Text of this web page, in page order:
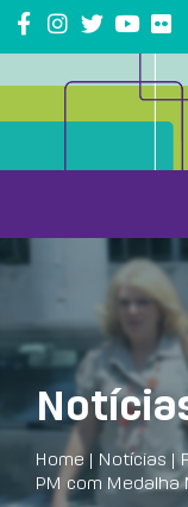
Home| Notícias |
PM com Medalha